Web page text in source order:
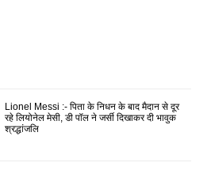
Lionel Messi :- पिता के निधन के बाद मैदान से दूर
रहे लियोनेल मेसी, डी पॉल ने जर्सी दिखाकर दी भावुक
श्रद्धांजलि